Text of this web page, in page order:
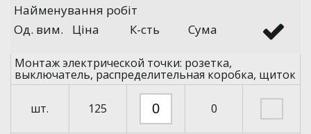
Найменування робіт
Од. вим.
Ціна К-сть Сума
Монтаж электрической точки: розетка,
выключатель, распределительная коробка, щиток
шт. 125 0